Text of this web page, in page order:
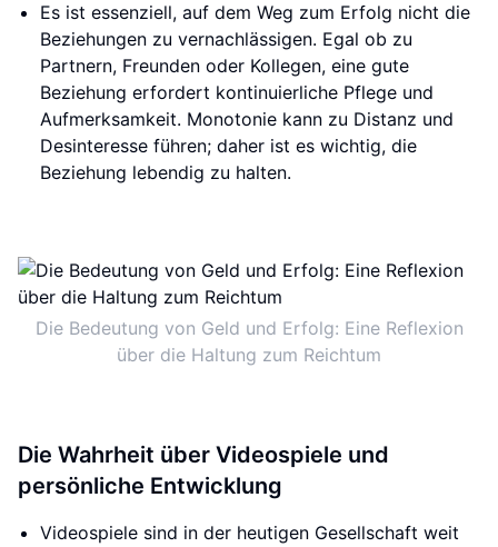
Es ist essenziell, auf dem Weg zum Erfolg nicht die
Beziehungen zu vernachlässigen. Egal ob zu
Partnern, Freunden oder Kollegen, eine gute
Beziehung erfordert kontinuierliche Pflege und
Aufmerksamkeit. Monotonie kann zu Distanz und
Desinteresse führen; daher ist es wichtig, die
Beziehung lebendig zu halten.
Die Bedeutung von Geld und Erfolg: Eine Reflexion
über die Haltung zum Reichtum
Die Wahrheit über Videospiele und
persönliche Entwicklung
Videospiele sind in der heutigen Gesellschaft weit